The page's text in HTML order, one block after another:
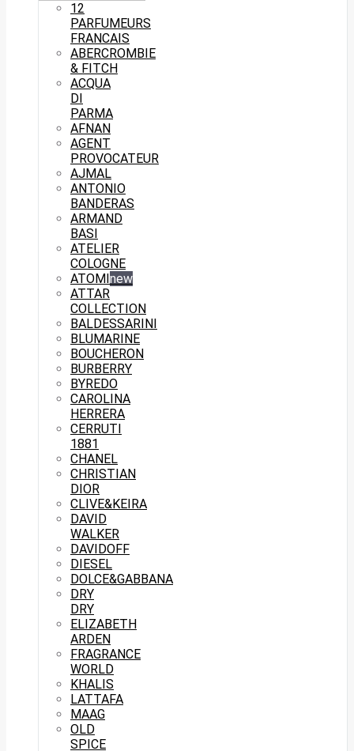
12
PARFUMEURS
FRANCAIS
ABERCROMBIE
& FITCH
ACQUA
DI
PARMA
AFNAN
AGENT
PROVOCATEUR
AJMAL
ANTONIO
BANDERAS
ARMAND
BASI
ATELIER
COLOGNE
ATOMI new
ATTAR
COLLECTION
BALDESSARINI
BLUMARINE
BOUCHERON
BURBERRY
BYREDO
CAROLINA
HERRERA
CERRUTI
1881
CHANEL
CHRISTIAN
DIOR
CLIVE&KEIRA
DAVID
WALKER
DAVIDOFF
DIESEL
DOLCE&GABBANA
DRY
DRY
ELIZABETH
ARDEN
FRAGRANCE
WORLD
KHALIS
LATTAFA
MAAG
OLD
SPICE